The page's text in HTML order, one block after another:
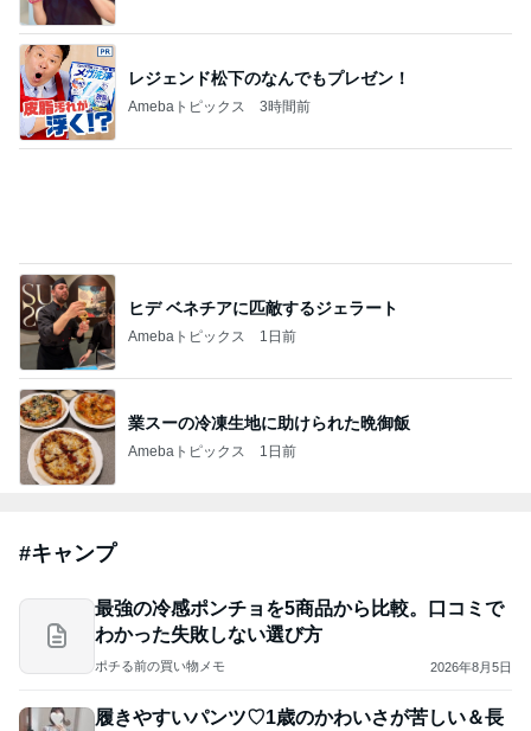
レジェンド松下のなんでもプレゼン！
Amebaトピックス 3時間前
ヒデ ベネチアに匹敵するジェラート
Amebaトピックス 1日前
業スーの冷凍生地に助けられた晩御飯
Amebaトピックス 1日前
#キャンプ
最強の冷感ポンチョを5商品から比較。口コミで
わかった失敗しない選び方
ポチる前の買い物メモ 2026年8月5日
履きやすいパンツ♡1歳のかわいさが苦しい＆長